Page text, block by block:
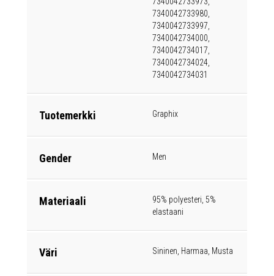
7340042733980,
7340042733997,
7340042734000,
7340042734017,
7340042734024,
7340042734031
Tuotemerkki Graphix
Gender Men
Materiaali
95% polyesteri, 5%
elastaani
Väri Sininen, Harmaa, Musta